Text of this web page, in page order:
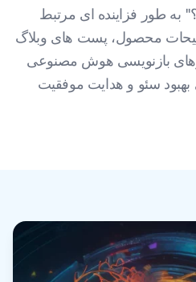
به طور فزاینده ای مرتبط
محصول، پست های وبلاگ
بازنویسی هوش مصنوعی
سئو و هدایت موفقیت